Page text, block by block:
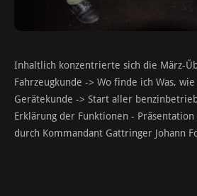
Inhaltlich konzentrierte sich die März-
Fahrzeugkunde -> Wo finde ich Was,
Gerätekunde -> Start aller
Erklärung der Funktionen -
durch Kommandant Gattringer Johann